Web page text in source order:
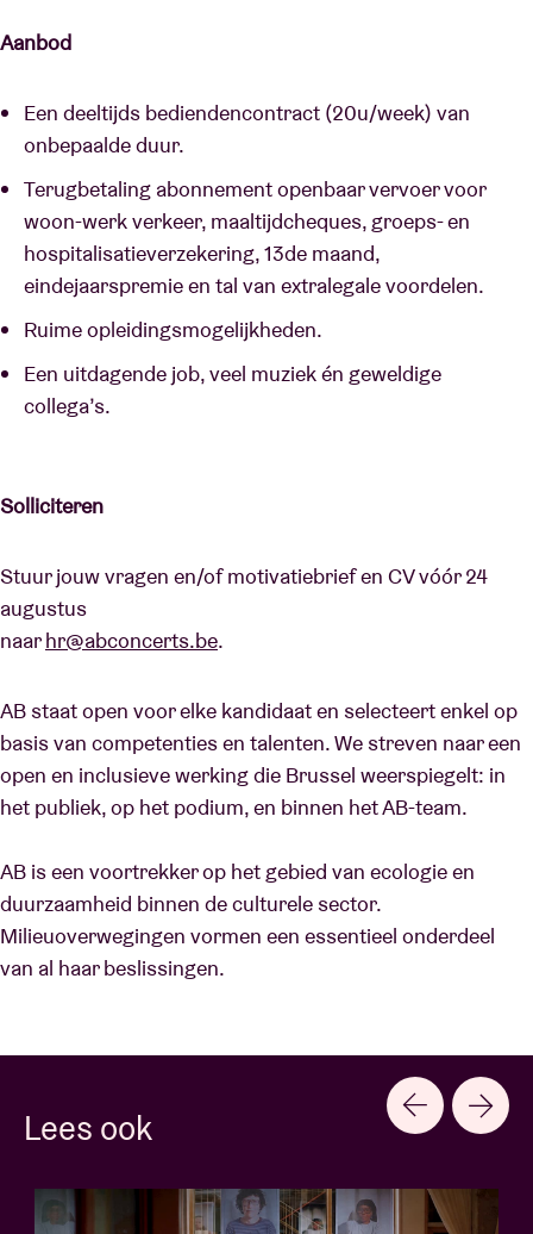
Aanbod
Een deeltijds bediendencontract (20u/week) van
onbepaalde duur.
Terugbetaling abonnement openbaar vervoer voor
woon-werk verkeer, maaltijdcheques, groeps- en
hospitalisatieverzekering, 13de maand,
eindejaarspremie en tal van extralegale voordelen.
Ruime opleidingsmogelijkheden.
Een uitdagende job, veel muziek én geweldige
collega’s.
Solliciteren
Stuur jouw vragen en/of motivatiebrief en CV vóór 24
augustus
naarhr@abconcerts.be.
AB staat open voor elke kandidaat en selecteert enkel op
basis van competenties en talenten. We streven naar een
open en inclusieve werking die Brussel weerspiegelt: in
het publiek, op het podium, en binnen het AB-team.
AB is een voortrekker op het gebied van ecologie en
duurzaamheid binnen de culturele sector.
Milieuoverwegingen vormen een essentieel onderdeel
van al haar beslissingen.
Lees ook